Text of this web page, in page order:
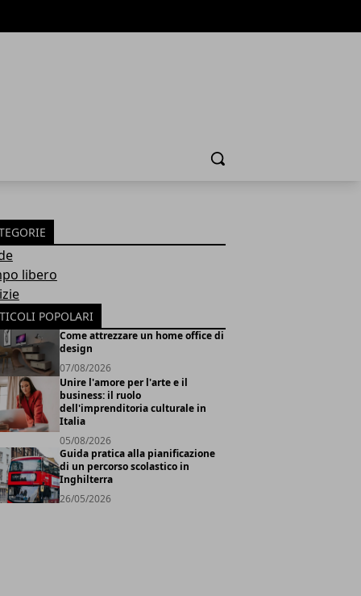
Cerca
libero
POPOLARI
Come attrezzare un home office di
design
07/08/2026
Unire l'amore per l'arte e il
business: il ruolo
dell'imprenditoria culturale in
Italia
05/08/2026
Guida pratica alla pianificazione
di un percorso scolastico in
Inghilterra
26/05/2026